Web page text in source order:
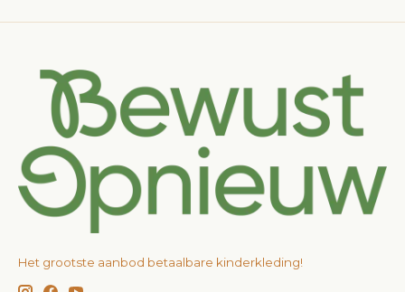
Het grootste aanbod betaalbare kinderkleding!